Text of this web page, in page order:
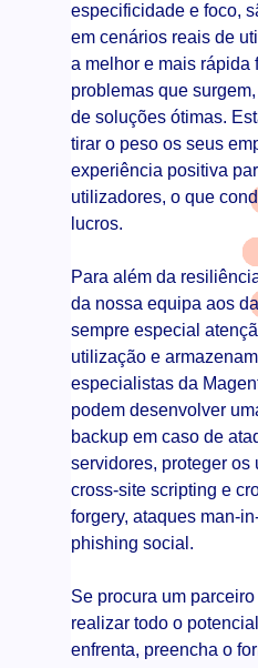
especificidade e foco,
em cenários reais de
a melhor e mais rápida
problemas que
de soluções ótimas.
tirar o peso os seus
experiência positiva
utilizadores, o que
lucros.
Para além da
da nossa equipa aos
sempre especial
utilização e
especialistas da
podem desenvolver
backup em caso de
servidores, proteger os
cross-site scripting e
forgery, ataques man-
phishing social.
Se procura um
realizar todo o
enfrenta, preencha o